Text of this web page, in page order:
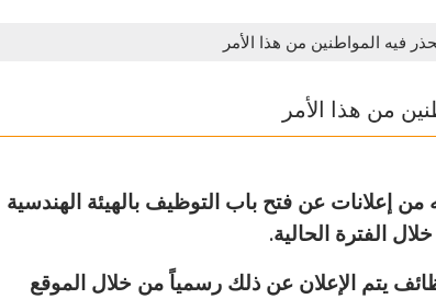
فيه المواطنين من هذا الأمر
من هذا الأمر
من إعلانات عن فتح باب التوظيف بالهيئة الهندسية
الفترة الحالية.
يتم الإعلان عن ذلك رسمياً من خلال الموقع